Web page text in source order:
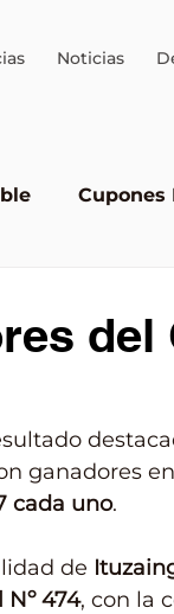
Noticias
Cupones
del
ganadores
cada uno.
de
474, con la